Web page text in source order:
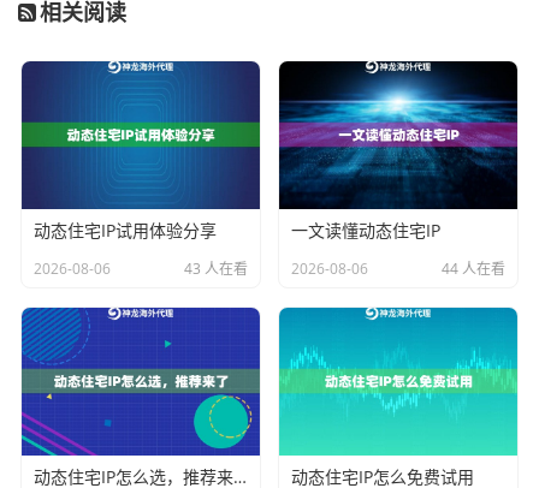
商品库存都可能存在差异。通过
行采集，可以获得更颗粒度、更准确的数据，为定价策
略和库存管理提供关键依据。对于需要验证本地化内容
投放效果的业务，使用目标城市的IP进行访问和测试，
结果也最为真实可靠。这种精准性，将网络请求的“身份”
从模糊的国家层面，细化到了有具体场景的城市层面，
极大地提升了业务操作的可信度和有效性。
广度与精度结合，解决实际业务场景难题
将长效动态IP代理的广泛覆盖与城市级精准定位能力结
合，能切实解决诸多具体需求：
数据采集与市场调研：你需要无限制地提取代理IP数
相关阅读
动态住宅IP试用体验分享
2026-08-06 43 人在看
一文读懂动态住宅IP
2026-08-06 44 人在看
动态住宅IP怎么选，推荐来了 动态住宅IP怎么免费试用